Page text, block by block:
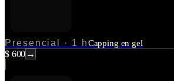
Presencial · 1 hCapping en gel
$ 600 →